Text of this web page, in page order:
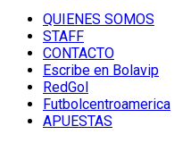
QUIENES SOMOS
STAFF
CONTACTO
Escribe en Bolavip
RedGol
Futbolcentroamerica
APUESTAS